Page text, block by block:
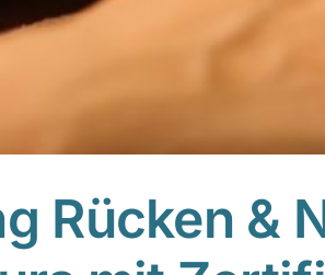
Rücken &